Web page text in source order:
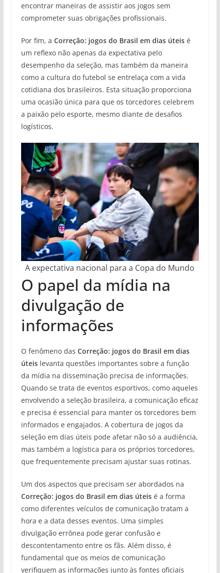
encontrar maneiras de assistir aos jogos sem
comprometer suas obrigações profissionais.
Por fim, a Correção: jogos do Brasil em dias úteisé
um reflexo não apenas da expectativa pelo
desempenho da seleção, mas também da maneira
como a cultura do futebol se entrelaça com a vida
cotidiana dos brasileiros. Esta situação proporciona
uma ocasião única para que os torcedores celebrem
a paixão pelo esporte, mesmo diante de desafios
logísticos.
A expectativa nacional para a Copa do Mundo
O papel da mídia na
divulgação de
informações
O fenômeno das Correção: jogos do Brasil em dias
úteislevanta questões importantes sobre a função
da mídia na disseminação precisa de informações.
Quando se trata de eventos esportivos, como aqueles
envolvendo a seleção brasileira, a comunicação eficaz
e precisa é essencial para manter os torcedores bem
informados e engajados. A cobertura de jogos da
seleção em dias úteis pode afetar não só a audiência,
mas também a logística para os próprios torcedores,
que frequentemente precisam ajustar suas rotinas.
Um dos aspectos que precisam ser abordados na
Correção: jogos do Brasil em dias úteisé a forma
como diferentes veículos de comunicação tratam a
hora e a data desses eventos. Uma simples
divulgação errônea pode gerar confusão e
descontentamento entre os fãs. Além disso, é
fundamental que os meios de comunicação
verifiquem as informações junto às fontes oficiais